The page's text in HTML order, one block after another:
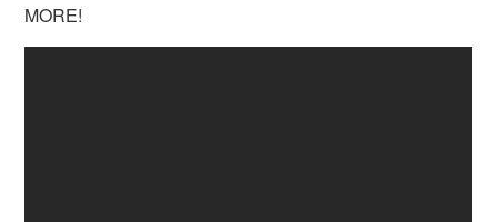
MORE!